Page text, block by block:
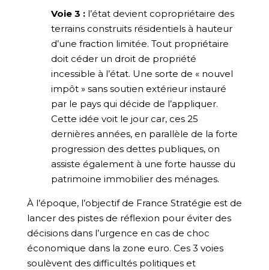
Voie 3 :l’état devient copropriétaire des
terrains construits résidentiels à hauteur
d’une fraction limitée. Tout propriétaire
doit céder un droit de propriété
incessible à l’état. Une sorte de « nouvel
impôt » sans soutien extérieur instauré
par le pays qui décide de l’appliquer.
Cette idée voit le jour car, ces 25
dernières années, en parallèle de la forte
progression des dettes publiques, on
assiste également à une forte hausse du
patrimoine immobilier des ménages.
À l’époque, l’objectif de France Stratégie est de
lancer des pistes de réflexion pour éviter des
décisions dans l’urgence en cas de choc
économique dans la zone euro. Ces 3 voies
soulèvent des difficultés politiques et